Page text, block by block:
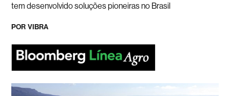
tem desenvolvido soluções pioneiras no Brasil
POR VIBRA